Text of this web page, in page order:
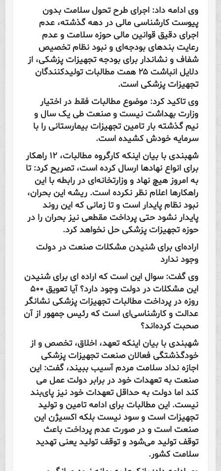
وی ادامه داد: اجرای طرح تحول سلامت بدون
پیوست کارشناسی مالی در دهه گذشته، عدم
اجرای دقیق قوانین مالی حوزه سلامت و عدم
رعایت بندهای بودجه‌ای و نبود نظام تخصیص
شفاف و نشاندار برای بودجه تجهیزات پزشکی، از
دلایل انباشت ۲۵ همت مطالبات تولیدکنندگان
تجهیزات پزشکی است.
وی تاکید کرد: موضوع مطالبات فقط در اختیار
وزارت بهداشت نیست و صنعت طی یک سال و
نیم گذشته بار تامین تجهیزات بیمارستانی را با
سرمایه خودش کشیده است.
شهبندی با بیان اینکه کارگروه مطالبات، ۱۲ راهکار
برای انواع نهادها ارسال کرده است، تصریح کرد: تا
به امروز هیچ نهاد و وزارتخانه‌ای در رابطه با این
راهکارها اعلام نظر نکرده است. ریشه این بحران،
نبود نظام پایدار است و تا زمانی که این روند
پایدار نشود حتی پرداخت مقطعی نیز بحران‌ را در
حوزه تجهیزات پزشکی حل نخواهد کرد.
اراده‌ای برای شنیدن مشکلات صنعت در دولت
وجود ندارد
وی گفت: سوال این است که اراده ‌ای برای شنیدن
این مشکلات در دولت وجود دارد؟ آیا تعویق ۵۰۰
روزه در پرداخت مطالبات تجهیزات پزشکی نشانگر
عدالت و کارشناسی‌ای است که رئیس جمهور از آن
صحبت کرده‌اند؟
شهبندی با بیان اینکه تعهد، اخلاق، تخصص و از
خودگذشتگی فعالان صنعت تجهیزات پزشکی
اجازه نداد سلامت مردم آسیب ببیند، گفت: این
صنعت به تعهدات خود در برابر دولت عمل می
کند اما دولت به حداقل تعهدات خود نیز پای‌بند
نیست. این مطالبات برای ادامه تامین و تولید
تجهیزات است و سود نیست بلکه اکسیژن این
صنعت است و در صورت عدم پرداخت باعث
توقف تولید می‌شود و توقف تولید یعنی تهدید
سلامت کشور.